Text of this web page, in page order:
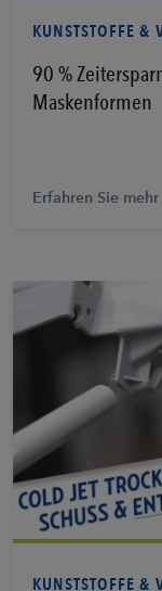
KUNSTSTOFFE &
90 %
Maskenformen
Erfahren Sie mehr
KUNSTSTOFFE &
Erfahren Sie mehr